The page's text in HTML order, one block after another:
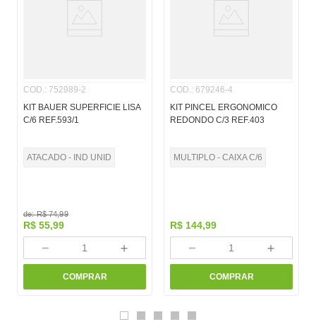
COD.: 752989-2
KIT BAUER SUPERFICIE LISA
C/6 REF.593/1
ATACADO - IND UNID
de:R$ 74,99
R$ 55,99
＋
－
COMPRAR
COD.: 679246-4
KIT PINCEL ERGONOMICO
REDONDO C/3 REF.403
MULTIPLO - CAIXA C/6
R$ 144,99
＋
－
COMPRAR